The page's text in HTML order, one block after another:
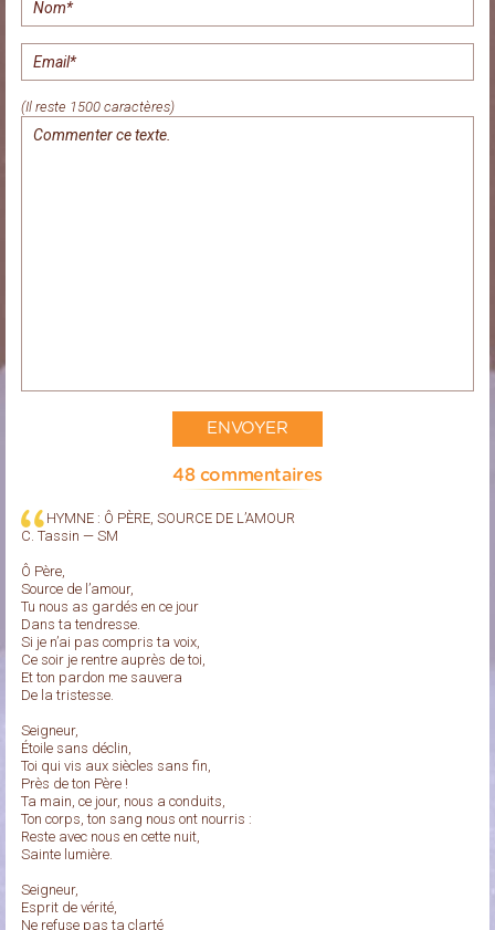
(Il reste 1500 caractères)
48 commentaires
HYMNE : Ô PÈRE, SOURCE DE L’AMOUR
C. Tassin — SM
Ô Père,
Source de l’amour,
Tu nous as gardés en ce jour
Dans ta tendresse.
Si je n’ai pas compris ta voix,
Ce soir je rentre auprès de toi,
Et ton pardon me sauvera
De la tristesse.
Seigneur,
Étoile sans déclin,
Toi qui vis aux siècles sans fin,
Près de ton Père !
Ta main, ce jour, nous a conduits,
Ton corps, ton sang nous ont nourris :
Reste avec nous en cette nuit,
Sainte lumière.
Seigneur,
Esprit de vérité,
Ne refuse pas ta clarté